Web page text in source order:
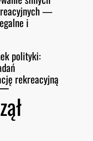
—
i
polityki:
rekreacyjną